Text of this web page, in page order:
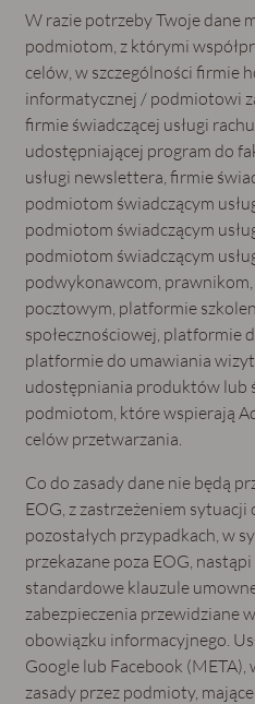
W razie potrzeby Twoje dane
podmiotom, z którymi
celów, w szczególności firmie
informatycznej / podmiotowi
firmie świadczącej usługi
udostępniającej program do
usługi newslettera, firmie
podmiotom świadczącym
podmiotom świadczącym
podmiotom świadczącym
podwykonawcom,
pocztowym, platformie
społecznościowej, platformie
platformie do umawiania
udostępniania produktów lub
podmiotom, które wspierają
celów przetwarzania.
Co do zasady dane nie będą
EOG, z zastrzeżeniem
pozostałych przypadkach, w
przekazane poza EOG,
standardowe klauzule
zabezpieczenia przewidziane
obowiązku informacyjnego.
Google lub Facebook (META),
zasady przez podmioty,